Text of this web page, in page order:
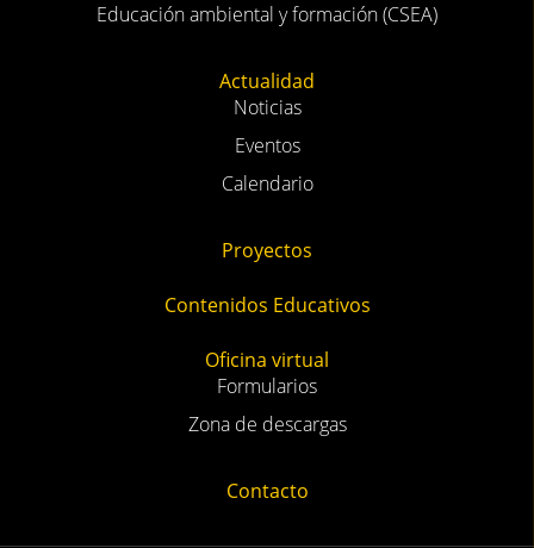
Educación ambiental y formación (CSEA)
Actualidad
Noticias
Eventos
Calendario
Proyectos
Contenidos Educativos
Oficina virtual
Formularios
Zona de descargas
Contacto